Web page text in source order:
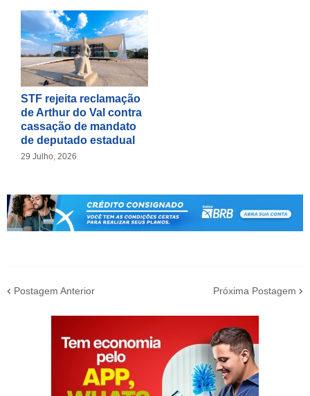
STF rejeita reclamação
de Arthur do Val contra
cassação de mandato
de deputado estadual
29 Julho, 2026
Postagem Anterior Próxima Postagem